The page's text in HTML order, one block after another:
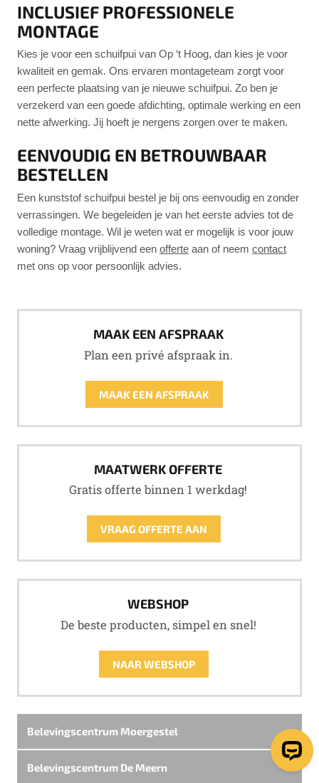
INCLUSIEF PROFESSIONELE
MONTAGE
Kies je voor een schuifpui van Op ‘t Hoog, dan kies je voor
kwaliteit en gemak. Ons ervaren montageteam zorgt voor
een perfecte plaatsing van je nieuwe schuifpui. Zo ben je
verzekerd van een goede afdichting, optimale werking en een
nette afwerking. Jij hoeft je nergens zorgen over te maken.
EENVOUDIG EN BETROUWBAAR
BESTELLEN
Een kunststof schuifpui bestel je bij ons eenvoudig en zonder
verrassingen. We begeleiden je van het eerste advies tot de
volledige montage. Wil je weten wat er mogelijk is voor jouw
woning? Vraag vrijblijvend een offerte aan of neem contact
met ons op voor persoonlijk advies.
MAAK EEN AFSPRAAK
Plan een privé afspraak in.
MAAK EEN AFSPRAAK
MAATWERK OFFERTE
Gratis offerte binnen 1 werkdag!
VRAAG OFFERTE AAN
WEBSHOP
De beste producten, simpel en snel!
NAAR WEBSHOP
Belevingscentrum Moergestel
Belevingscentrum De Meern